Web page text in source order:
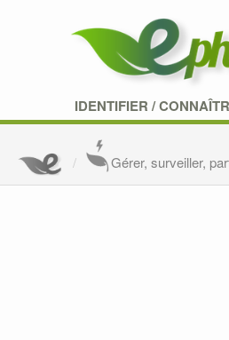
IDENTIFIER /
Gérer, surveiller,